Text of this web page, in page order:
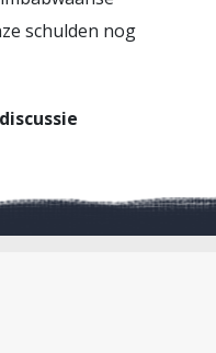
schulden nog